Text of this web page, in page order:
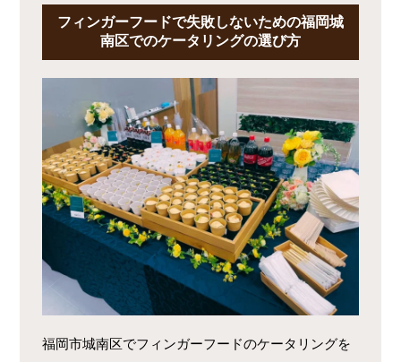
フィンガーフードで失敗しないための福岡城
南区でのケータリングの選び方
福岡市城南区でフィンガーフードのケータリングを